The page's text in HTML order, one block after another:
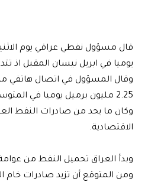
يوميا في ابريل نيسان المقبل اذ
2.25 مليون برميل يوميا في المتوسط في مارس اذار الجاري ارتفاعا من 2.01 مليون برميل يوميا في فبراير شباط الماضي.
وكان ما يحد من صادرات النفط
الاقتصادية.
وبدأ العراق تحميل النفط من عوامة ارساء
ومن المتوقع أن تزيد صادرات خام